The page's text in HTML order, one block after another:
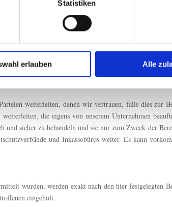
Funktionen für soziale Medien
geben wir Informationen zu Ihrer
Statistiken
erlauben Alle
einer unserer Handelspartner verantwortlich
finden Sie im Abschnitt „Wozu verwenden wir
Unternehmen erwerben, die Ihre
dieses Unternehmens über, einschließlich aller
weiterleiten, denen wir vertrauen, falls dies zur
die eigens von unserem Unternehmen
sicher zu behandeln und sie nur zum Zweck der
und Inkassobüros weiter. Es kann
wurden, werden exakt nach den hier festgelegten
eingeholt.